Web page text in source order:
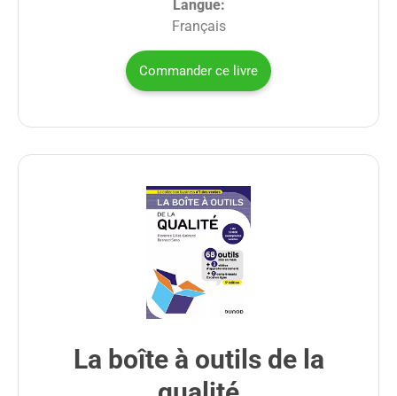
Langue:
Français
Commander ce livre
La boîte à outils de la